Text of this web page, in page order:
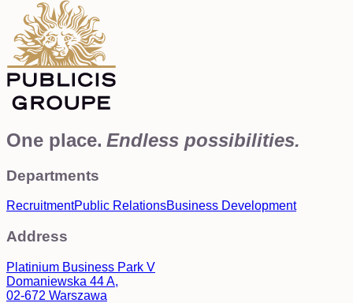
One place. Endless possibilities.
Departments
RecruitmentPublic RelationsBusiness Development
Address
Platinium Business Park V
Domaniewska 44 A,
02-672 Warszawa